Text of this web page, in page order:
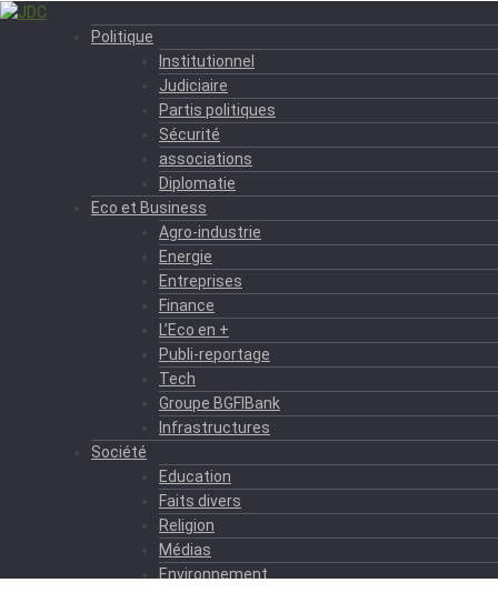
Politique
Institutionnel
Judiciaire
Partis politiques
Sécurité
associations
Diplomatie
Eco et Business
Agro-industrie
Energie
Entreprises
Finance
L’Eco en +
Publi-reportage
Tech
Groupe BGFIBank
Infrastructures
Société
Education
Faits divers
Religion
Médias
Environnement